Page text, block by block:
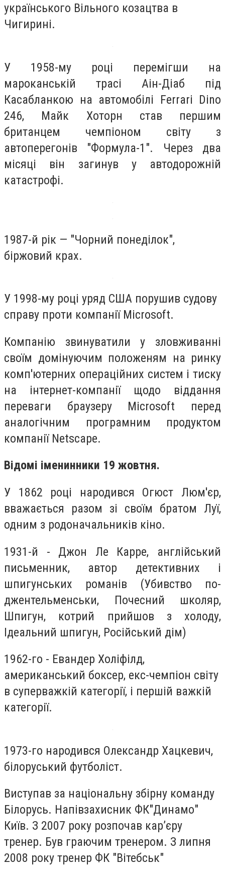
українського Вільного козацтва в
Чигирині.
У 1958-му році перемігши на
мароканській трасі Аін-Діаб під
Касабланкою на автомобілі Ferrari Dino
246, Майк Хоторн став першим
британцем чемпіоном світу з
автоперегонів "Формула-1". Через два
місяці він загинув у автодорожній
катастрофі.
1987-й рік — "Чорний понеділок",
біржовий крах.
У 1998-му році уряд США порушив судову
справу проти компанії Microsoft.
Компанію звинуватили у зловживанні
своїм домінуючим положеням на ринку
комп'ютерних операційних систем і тиску
на інтернет-компанії щодо віддання
переваги браузеру Microsoft перед
аналогічним програмним продуктом
компанії Netscape.
Відомі іменинники 19 жовтня.
У 1862 році народився Огюст Люм'єр,
вважається разом зі своїм братом Луї,
одним з родоначальників кіно.
1931-й - Джон Ле Карре, англійський
письменник, автор детективних і
шпигунських романів (Убивство по-
джентельменськи, Почесний школяр,
Шпигун, котрий прийшов з холоду,
Ідеальний шпигун, Російський дім)
1962-го - Евандер Холіфілд,
американський боксер, екс-чемпіон світу
в суперважкій категорії, і першій важкій
категорії.
1973-го народився Олександр Хацкевич,
білоруський футболіст.
Виступав за національну збірну команду
Білорусь. Напівзахисник ФК"Динамо"
Київ. З 2007 року розпочав кар’єру
тренер. Був граючим тренером. З липня
2008 року тренер ФК "Вітебськ"